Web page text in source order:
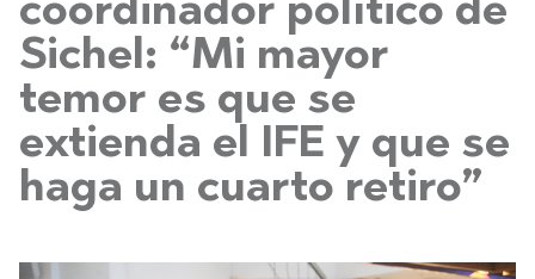
coordinador político de
Sichel: “Mi mayor
temor es que se
extienda el IFE y que se
haga un cuarto retiro”